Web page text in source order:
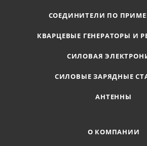
СОЕДИНИТЕЛИ ПО
КВАРЦЕВЫЕ ГЕНЕРАТОРЫ И
СИЛОВАЯ
СИЛОВЫЕ ЗАРЯДНЫЕ
АНТЕННЫ
О КОМПАНИИ